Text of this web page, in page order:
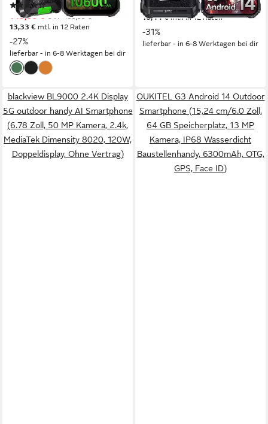
(2)
145,99 € UVP 199,99 €
13,33 € mtl. in 12 Raten
-27%
lieferbar - in 6-8 Werktagen bei dir
179,99 € UVP 259,99 €
16,44 €mtl. in 12 Raten
-31%
lieferbar - in 6-8 Werktagen bei dir
blackview BL9000 2.4K Display
5G outdoor handy AI Smartphone
(6.78 Zoll, 50 MP Kamera, 2.4k,
MediaTek Dimensity 8020, 120W,
Doppeldisplay, Ohne Vertrag)
OUKITEL G3 Android 14 Outdoor
Smartphone (15,24 cm/6.0 Zoll,
64 GB Speicherplatz, 13 MP
Kamera, IP68 Wasserdicht
Baustellenhandy, 6300mAh, OTG,
GPS, Face ID)